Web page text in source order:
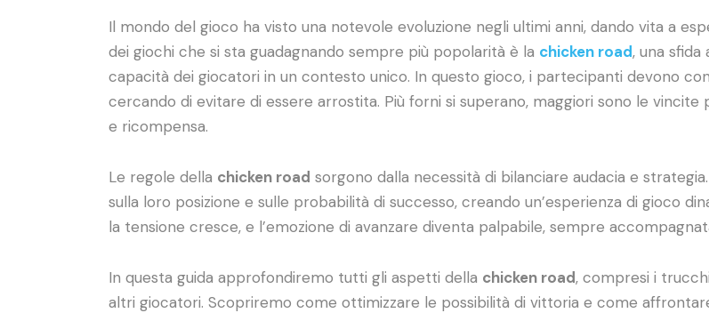
Il mondo del gioco ha visto una notevole evoluzione negli ultimi anni, dando vita a
dei giochi che si sta guadagnando sempre più popolarità è la chicken road, una
capacità dei giocatori in un contesto unico. In questo gioco, i partecipanti devono
cercando di evitare di essere arrostita. Più forni si superano, maggiori sono le
e ricompensa.
Le regole della chicken road sorgono dalla necessità di bilanciare audacia e
sulla loro posizione e sulle probabilità di successo, creando un’esperienza di gioco
la tensione cresce, e l’emozione di avanzare diventa palpabile, sempre
In questa guida approfondiremo tutti gli aspetti della chicken road, compresi i
altri giocatori. Scopriremo come ottimizzare le possibilità di vittoria e come